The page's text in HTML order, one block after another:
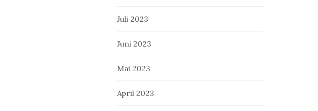
Juli 2023
Juni 2023
Mai 2023
April 2023